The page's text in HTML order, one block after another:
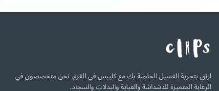
ارتقِ بتجربة الغسيل الخاصة بك مع كليبس في القرم. نحن متخصصون في
الرعاية المتميزة للدشداشة والعباية والبدلات والسجاد.